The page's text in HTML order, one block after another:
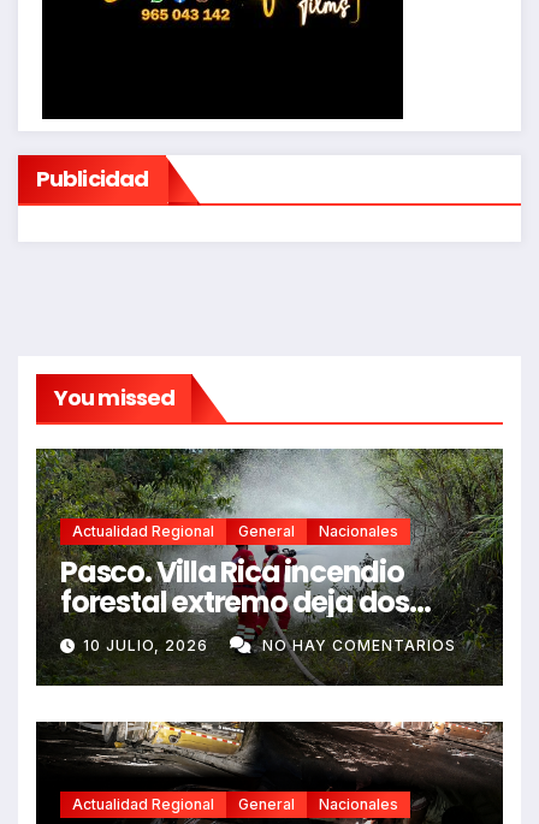
Publicidad
You missed
Actualidad Regional General Nacionales
Pasco. Villa Rica incendio
forestal extremo deja dos
fallecidos y heridos
10 JULIO, 2026 NO HAY COMENTARIOS
Actualidad Regional General Nacionales